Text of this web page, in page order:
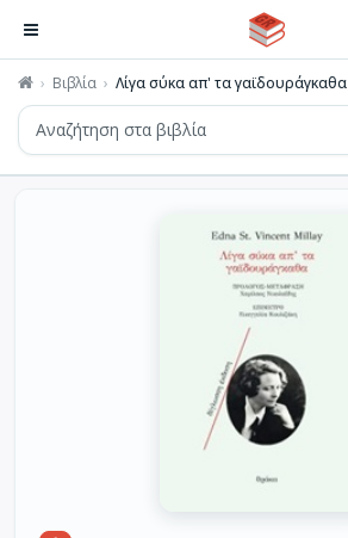
Βιβλία Λίγα σύκα απ' τα γαϊδουράγκαθα